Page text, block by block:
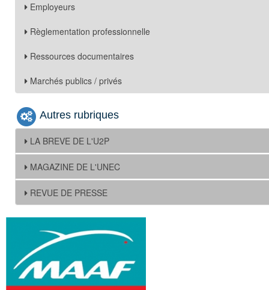
Employeurs
Règlementation professionnelle
Ressources documentaires
Marchés publics / privés
Autres rubriques
LA BREVE DE L'U2P
MAGAZINE DE L'UNEC
REVUE DE PRESSE